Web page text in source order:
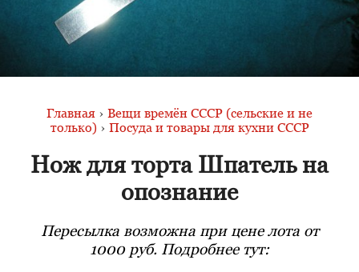
Главная › Вещи времён СССР (сельские и не
только) › Посуда и товары для кухни СССР
Нож для торта Шпатель на
опознание
Пересылка возможна при цене лота от
1000 руб. Подробнее тут: